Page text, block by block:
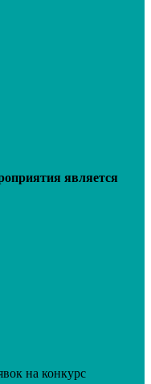
является
на конкурс